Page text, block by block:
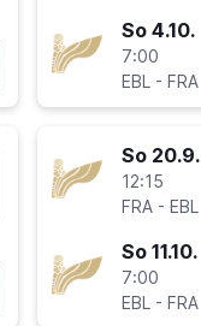
So 4.10.
7:00
EBL - FRA
So 20.9.
12:15
FRA - EBL
So 11.10.
7:00
EBL - FRA